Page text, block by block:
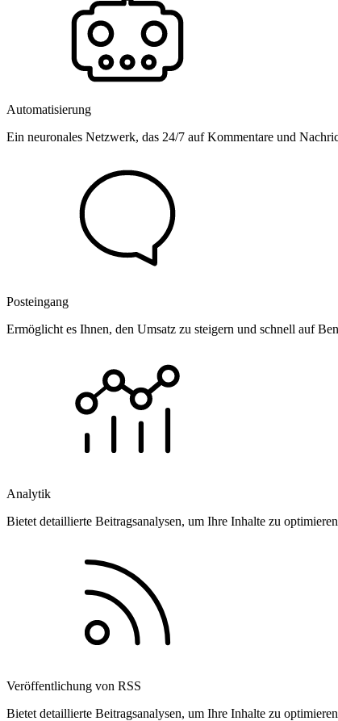
Automatisierung
Ein neuronales Netzwerk, das 24/7 auf Kommentare und
Posteingang
Ermöglicht es Ihnen, den Umsatz zu steigern und schnell auf
Analytik
Bietet detaillierte Beitragsanalysen, um Ihre Inhalte zu
Veröffentlichung von RSS
Bietet detaillierte Beitragsanalysen, um Ihre Inhalte zu